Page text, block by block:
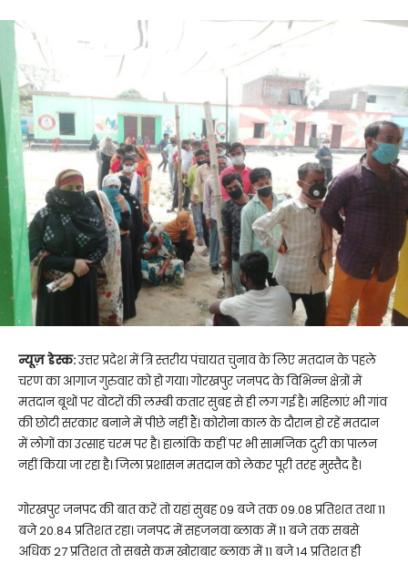
न्यूज़ डेस्क:उत्तर प्रदेश में त्रि स्तरीय पंचायत चुनाव के लिए मतदान के पहले
चरण का आगाज गुरुवार को हो गया। गोरखपुर जनपद के विभिन्न क्षेत्रों में
मतदान बूथों पर वोटरों की लम्बी कतार सुबह से ही लग गई है। महिलाएं भी गांव
की छोटी सरकार बनाने में पीछे नहीं हैं। कोरोना काल के दौरान हो रहें मतदान
में लोगों का उत्साह चरम पर है। हालांकि कहीं पर भी सामजिक दुरी का पालन
नहीं किया जा रहा है। जिला प्रशासन मतदान को लेकर पूरी तरह मुस्तैद है।
गोरखपुर जनपद की बात करें तो यहां सुबह 09 बजे तक 09.08 प्रतिशत तथा 11
बजे 20.84 प्रतिशत रहा। जनपद में सहजनवा ब्लाक में 11 बजे तक सबसे
अधिक 27 प्रतिशत तो सबसे कम खोराबार ब्लाक में 11 बजे 14 प्रतिशत ही